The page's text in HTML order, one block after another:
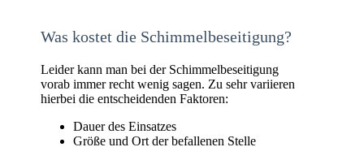
Was kostet die Schimmelbeseitigung?
Leider kann man bei der Schimmelbeseitigung
vorab immer recht wenig sagen. Zu sehr variieren
hierbei die entscheidenden Faktoren:
Dauer des Einsatzes
Größe und Ort der befallenen Stelle